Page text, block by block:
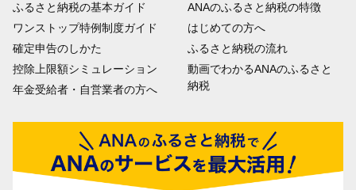
ふるさと納税の基本ガイド
ワンストップ特例制度ガイド
確定申告のしかた
控除上限額シミュレーション
年金受給者・自営業者の方へ
ANAのふるさと納税の特徴
はじめての方へ
ふるさと納税の流れ
動画でわかるANAのふるさと
納税